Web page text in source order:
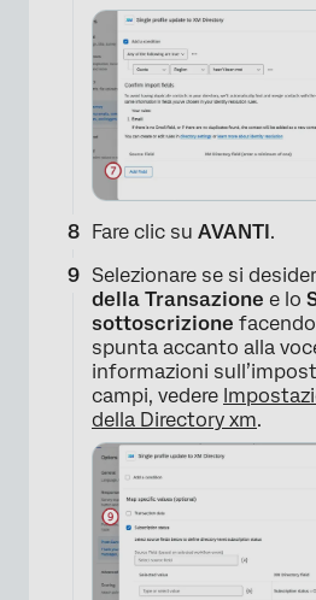
Fare clic su AVANTI.
Selezionare se si
della Transazione e lo
sottoscrizione
spunta accanto alla
informazioni
campi, vedere
della Directory xm.